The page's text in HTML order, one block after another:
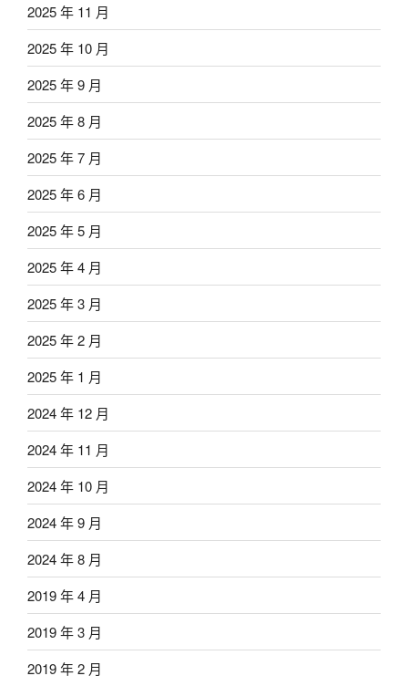
2025 年 11 月
2025 年 10 月
2025 年 9 月
2025 年 8 月
2025 年 7 月
2025 年 6 月
2025 年 5 月
2025 年 4 月
2025 年 3 月
2025 年 2 月
2025 年 1 月
2024 年 12 月
2024 年 11 月
2024 年 10 月
2024 年 9 月
2024 年 8 月
2019 年 4 月
2019 年 3 月
2019 年 2 月